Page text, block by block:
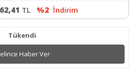
TL %2 İndirim
Tükendi
Haber Ver